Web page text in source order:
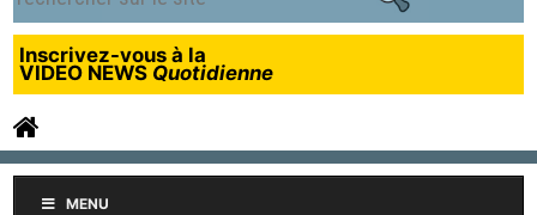
Inscrivez-vous à la
VIDEO NEWS Quotidienne
MENU